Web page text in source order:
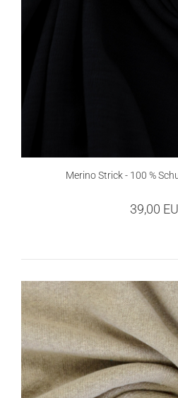
Merino Strick - 100 %
39,00